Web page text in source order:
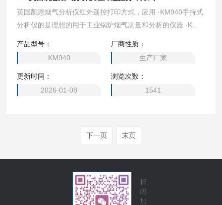
英国凯恩烟气分析仪红外遥控打印方式，应用 ·KM940手持式
分析仪的是理想的用于工业锅炉烟气测量和分析的仪器 ·KM9
出8种参数并计算出锅炉效率和污染程度 ·KM940可以测量氧
气，烟道温度以及CO2的计算值，锅炉效率，过剩空气以及损
失 ·同时也会根据客户的要求来定制相关的传感器 可测量 ·氧
气，二氧化碳，一氧化氮，二氧化氮，二氧化硫，入口温度
产品型号：
KM940
厂商性质：
生产厂家
更新时间：
2026-01-08
浏览次数：
1541
下一页 末页
扫
码
加